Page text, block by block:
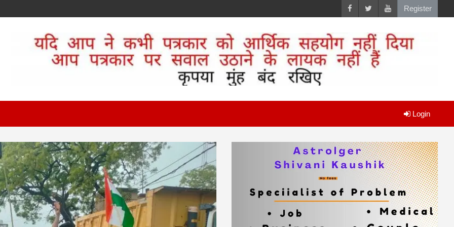
Register
Login